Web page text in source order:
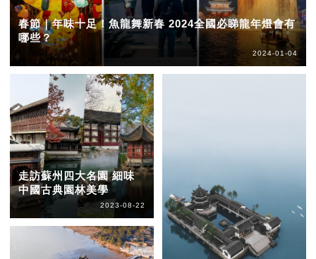
春節｜年味十足！魚龍舞新春 2024全國必睇龍年燈會有
哪些？
2024-01-04
走訪蘇州四大名園 細味
中國古典園林美學
2023-08-22